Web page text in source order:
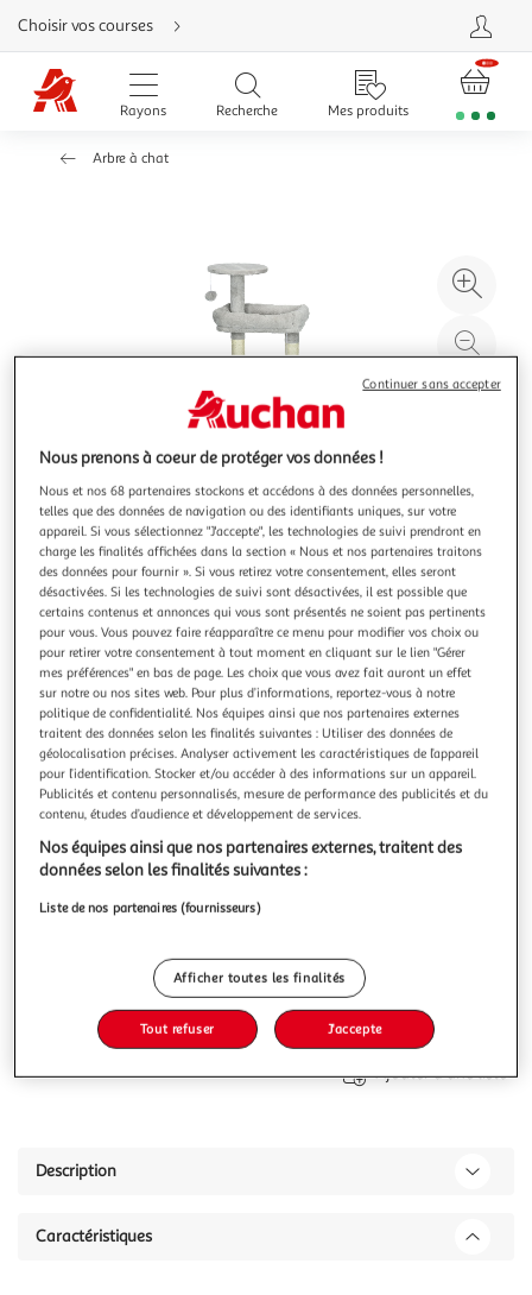
Aller
directement
au
contenu
Aller
directement
Aller
Choisir vos courses
Rayons Recherche Mes produits
Arbre à chat
à
à
Illustration
précédente
Illustration
suivante
Livraison offerte
PAWHUT
Arbre à chat griffoirs sisal naturel niche plateformes
panier hamac jeux boules suspendues peluche gris
Ce splendide arbre à chat multi-équipé doté de griffoirs,
d'une niche, d'une plateforme d'observation, d'un hamac,
d'un panier, d'une plateforme simple et de 3 jeux de boule
suspendue permettra à votre chaton ou chat de se
développer et de s'épanouir pleinement ! Caractéristiques :
- Arbre à chat c
En savoir +
Vendu parAosom
Livraison dès 2/3 jours
Plus d'options
Aosom
48,90€
dont 1,08€ d'éco-part.
Ajouter au panier
Ajouter à une liste
Description
Caractéristiques
Nous prenons à coeur de protéger vos données !
Nous et nos 68 partenaires stockons et accédons à des données personnelles,
telles que des données de navigation ou des identifiants uniques, sur votre
appareil. Si vous sélectionnez "J'accepte", les technologies de suivi prendront en
charge les finalités affichées dans la section « Nous et nos partenaires traitons
des données pour fournir ». Si vous retirez votre consentement, elles seront
désactivées. Si les technologies de suivi sont désactivées, il est possible que
certains contenus et annonces qui vous sont présentés ne soient pas pertinents
pour vous. Vous pouvez faire réapparaître ce menu pour modifier vos choix ou
pour retirer votre consentement à tout moment en cliquant sur le lien "Gérer
mes préférences" en bas de page. Les choix que vous avez fait auront un effet
sur notre ou nos sites web. Pour plus d’informations, reportez-vous à notre
politique de confidentialité. Nos équipes ainsi que nos partenaires externes
traitent des données selon les finalités suivantes : Utiliser des données de
géolocalisation précises. Analyser activement les caractéristiques de l’appareil
pour l’identification. Stocker et/ou accéder à des informations sur un appareil.
Publicités et contenu personnalisés, mesure de performance des publicités et du
contenu, études d’audience et développement de services.
Nos équipes ainsi que nos partenaires externes, traitent des
données selon les finalités suivantes :
Liste de nos partenaires (fournisseurs)
Afficher toutes les finalités
Tout refuser J'accepte
Continuer sans accepter